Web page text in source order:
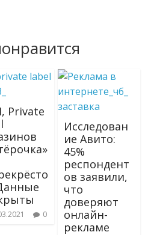
Private
0
Исследован
ие Авито:
45%
респондент
ов заявили,
что
доверяют
онлайн-
рекламе